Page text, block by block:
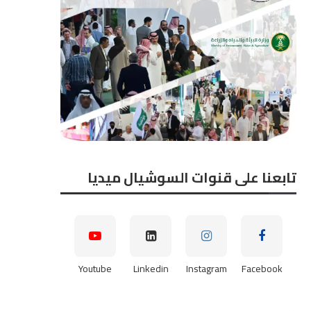
تابعنا على قنوات السوشيال ميديا
Facebook
Instagram
Linkedin
Youtube